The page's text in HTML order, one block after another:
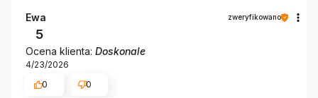
Ewa zweryfikowano
5
Ocena klienta: Doskonale
4/23/2026
0
0